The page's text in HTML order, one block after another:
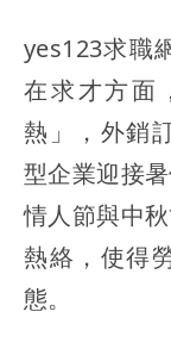
yes123求職
在求才方面
熱」，外銷
型企業迎接
情人節與中
熱絡，使得
態。